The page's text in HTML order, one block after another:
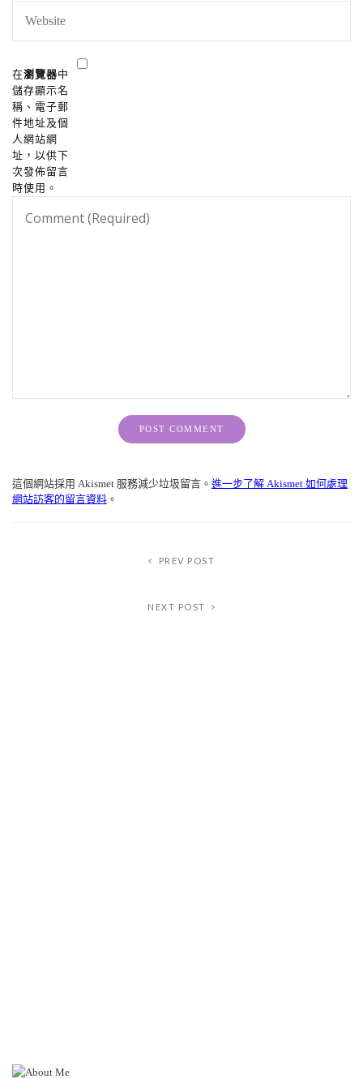
在瀏覽器中
儲存顯示名
稱、電子郵
件地址及個
人網站網
址，以供下
次發佈留言
時使用。
這個網站採用 Akismet 服務減少垃圾留言。 進一步了解 Akismet 如何處理
網站訪客的留言資料 。
PREV POST
NEXT POST